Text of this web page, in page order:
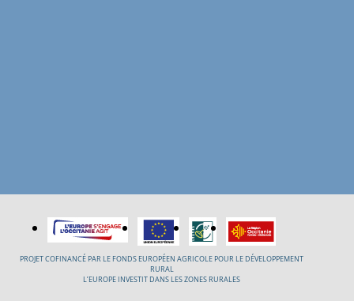
PROJET COFINANCÉ PAR LE FONDS EUROPÉEN AGRICOLE POUR LE DÉVELOPPEMENT
RURAL
L’EUROPE INVESTIT DANS LES ZONES RURALES